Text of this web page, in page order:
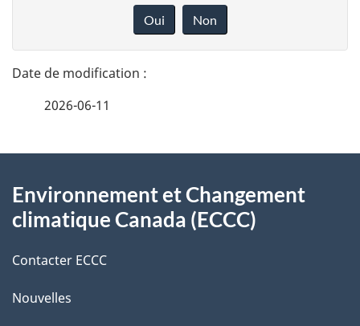
t
a
l
s
d
e
l
n
o
t
r
r
t
Oui Non
2026-06-11
propos
de
ce
site
Environnement et Changement
climatique Canada (ECCC)
Contacter ECCC
Nouvelles